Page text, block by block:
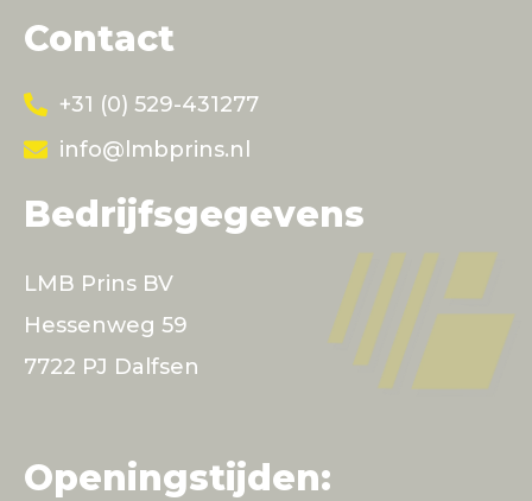
Contact
+31 (0) 529-431277
info@lmbprins.nl
Bedrijfsgegevens
LMB Prins BV
Hessenweg 59
7722 PJ Dalfsen
Openingstijden: